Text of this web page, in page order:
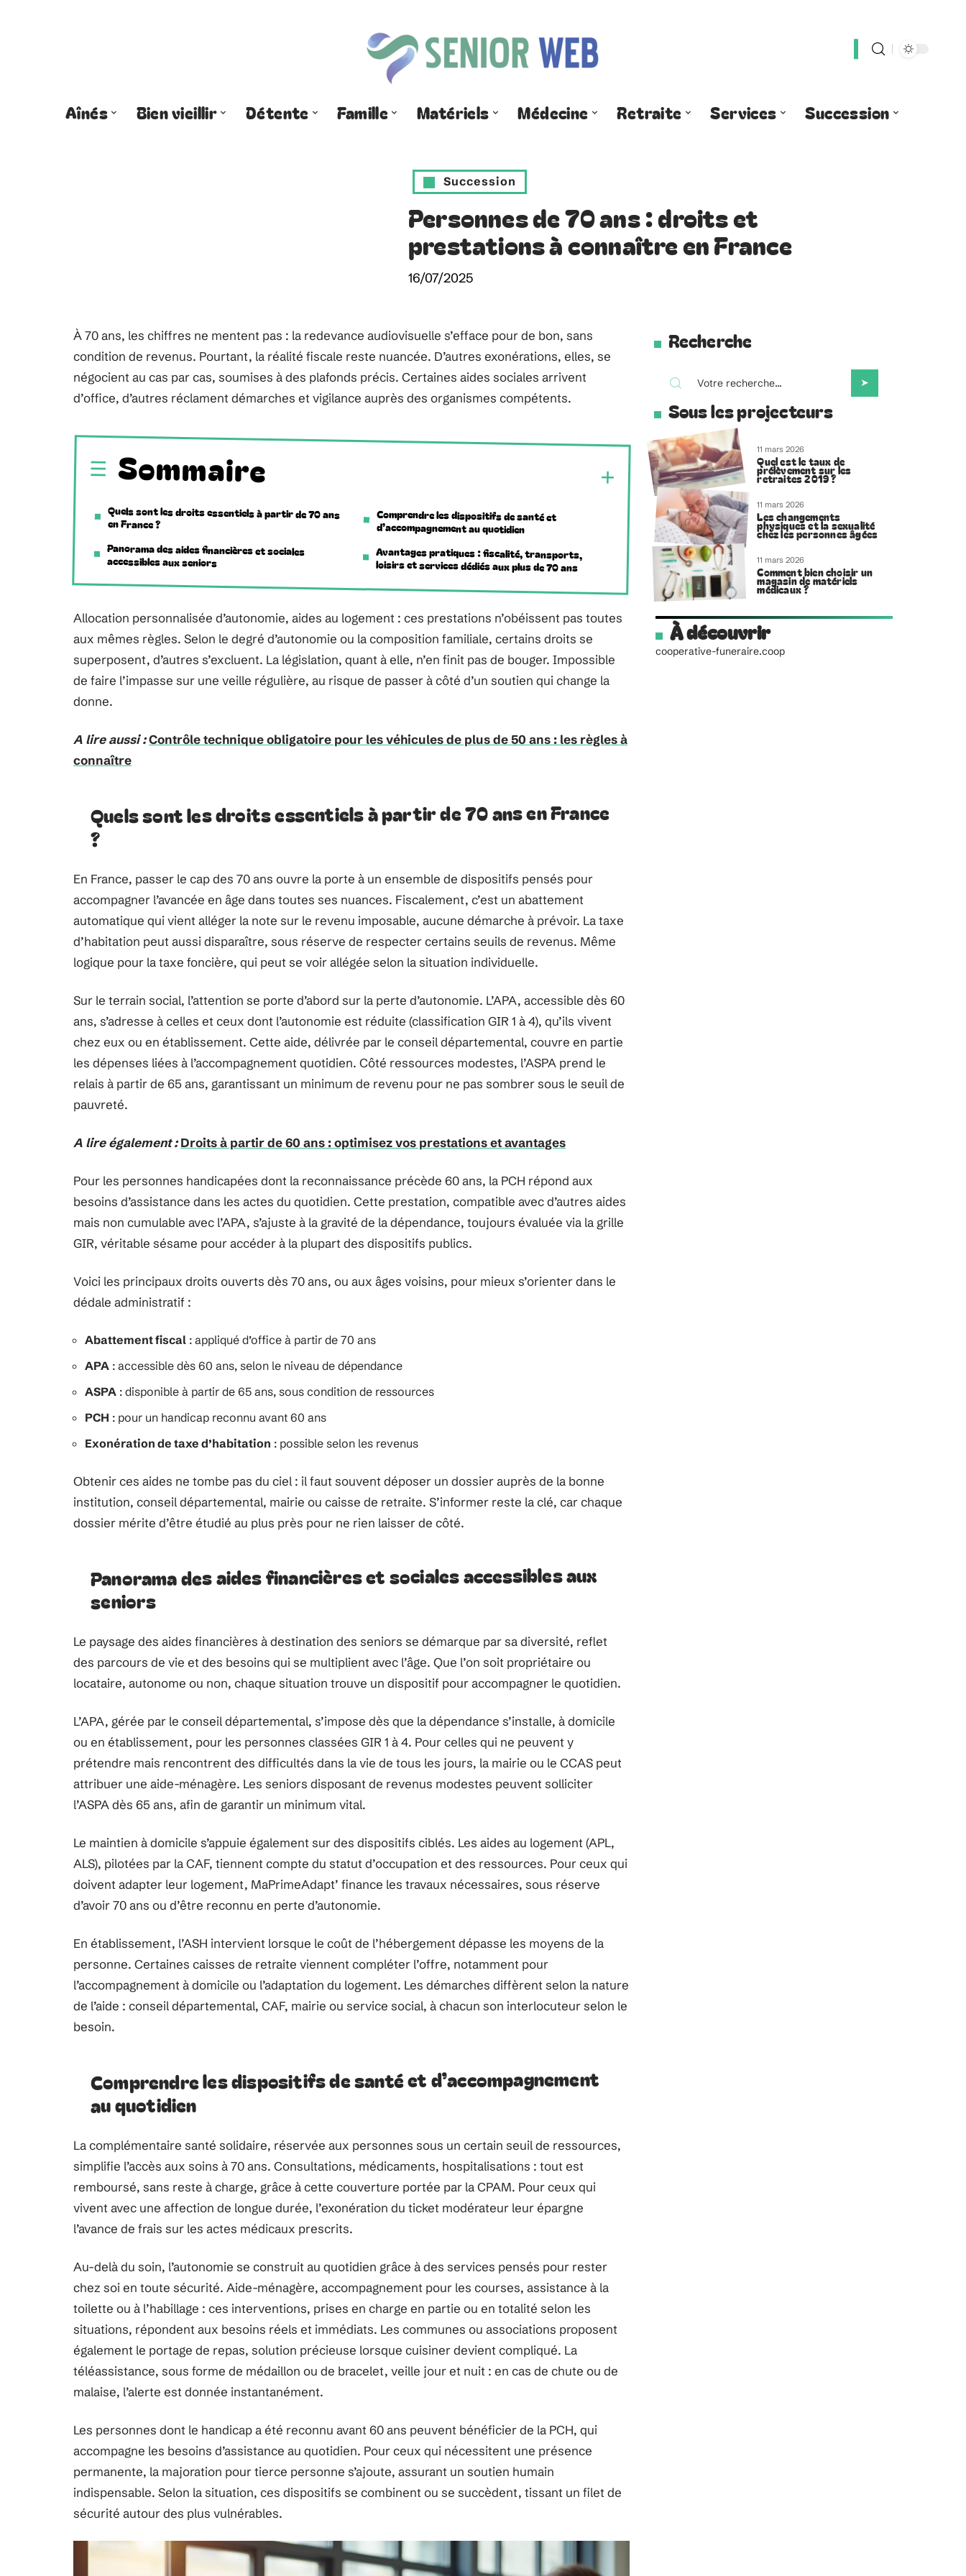
Aînés Bien vieillir Détente Famille Matériels Médecine Retraite Services Succession
Succession
Personnes de 70 ans : droits et
prestations à connaître en France
16/07/2025
À 70 ans, les chiffres ne mentent pas : la redevance audiovisuelle s’efface pour de bon, sans
condition de revenus. Pourtant, la réalité fiscale reste nuancée. D’autres exonérations, elles, se
négocient au cas par cas, soumises à des plafonds précis. Certaines aides sociales arrivent
d’office, d’autres réclament démarches et vigilance auprès des organismes compétents.
Sommaire
Quels sont les droits essentiels à partir de 70 ans
en France ?
Panorama des aides financières et sociales
accessibles aux seniors
Comprendre les dispositifs de santé et
d’accompagnement au quotidien
Avantages pratiques : fiscalité, transports,
loisirs et services dédiés aux plus de 70 ans
Allocation personnalisée d’autonomie, aides au logement : ces prestations n’obéissent pas toutes
aux mêmes règles. Selon le degré d’autonomie ou la composition familiale, certains droits se
superposent, d’autres s’excluent. La législation, quant à elle, n’en finit pas de bouger. Impossible
de faire l’impasse sur une veille régulière, au risque de passer à côté d’un soutien qui change la
donne.
A lire aussi :Contrôle technique obligatoire pour les véhicules de plus de 50 ans : les règles à
connaître
Quels sont les droits essentiels à partir de 70 ans en France
?
En France, passer le cap des 70 ans ouvre la porte à un ensemble de dispositifs pensés pour
accompagner l’avancée en âge dans toutes ses nuances. Fiscalement, c’est un abattement
automatique qui vient alléger la note sur le revenu imposable, aucune démarche à prévoir. La taxe
d’habitation peut aussi disparaître, sous réserve de respecter certains seuils de revenus. Même
logique pour la taxe foncière, qui peut se voir allégée selon la situation individuelle.
Sur le terrain social, l’attention se porte d’abord sur la perte d’autonomie. L’APA, accessible dès 60
ans, s’adresse à celles et ceux dont l’autonomie est réduite (classification GIR 1 à 4), qu’ils vivent
chez eux ou en établissement. Cette aide, délivrée par le conseil départemental, couvre en partie
les dépenses liées à l’accompagnement quotidien. Côté ressources modestes, l’ASPA prend le
relais à partir de 65 ans, garantissant un minimum de revenu pour ne pas sombrer sous le seuil de
pauvreté.
A lire également : Droits à partir de 60 ans : optimisez vos prestations et avantages
Pour les personnes handicapées dont la reconnaissance précède 60 ans, la PCH répond aux
besoins d’assistance dans les actes du quotidien. Cette prestation, compatible avec d’autres aides
mais non cumulable avec l’APA, s’ajuste à la gravité de la dépendance, toujours évaluée via la grille
GIR, véritable sésame pour accéder à la plupart des dispositifs publics.
Voici les principaux droits ouverts dès 70 ans, ou aux âges voisins, pour mieux s’orienter dans le
dédale administratif :
Abattement fiscal : appliqué d’office à partir de 70 ans
APA : accessible dès 60 ans, selon le niveau de dépendance
ASPA : disponible à partir de 65 ans, sous condition de ressources
PCH : pour un handicap reconnu avant 60 ans
Exonération de taxe d’habitation : possible selon les revenus
Obtenir ces aides ne tombe pas du ciel : il faut souvent déposer un dossier auprès de la bonne
institution, conseil départemental, mairie ou caisse de retraite. S’informer reste la clé, car chaque
dossier mérite d’être étudié au plus près pour ne rien laisser de côté.
Panorama des aides financières et sociales accessibles aux
seniors
Le paysage des aides financières à destination des seniors se démarque par sa diversité, reflet
des parcours de vie et des besoins qui se multiplient avec l’âge. Que l’on soit propriétaire ou
locataire, autonome ou non, chaque situation trouve un dispositif pour accompagner le quotidien.
L’APA, gérée par le conseil départemental, s’impose dès que la dépendance s’installe, à domicile
ou en établissement, pour les personnes classées GIR 1 à 4. Pour celles qui ne peuvent y
prétendre mais rencontrent des difficultés dans la vie de tous les jours, la mairie ou le CCAS peut
attribuer une aide-ménagère. Les seniors disposant de revenus modestes peuvent solliciter
l’ASPA dès 65 ans, afin de garantir un minimum vital.
Le maintien à domicile s’appuie également sur des dispositifs ciblés. Les aides au logement (APL,
ALS), pilotées par la CAF, tiennent compte du statut d’occupation et des ressources. Pour ceux qui
doivent adapter leur logement, MaPrimeAdapt’ finance les travaux nécessaires, sous réserve
d’avoir 70 ans ou d’être reconnu en perte d’autonomie.
En établissement, l’ASH intervient lorsque le coût de l’hébergement dépasse les moyens de la
personne. Certaines caisses de retraite viennent compléter l’offre, notamment pour
l’accompagnement à domicile ou l’adaptation du logement. Les démarches diffèrent selon la nature
de l’aide : conseil départemental, CAF, mairie ou service social, à chacun son interlocuteur selon le
besoin.
Comprendre les dispositifs de santé et d’accompagnement
au quotidien
La complémentaire santé solidaire, réservée aux personnes sous un certain seuil de ressources,
simplifie l’accès aux soins à 70 ans. Consultations, médicaments, hospitalisations : tout est
remboursé, sans reste à charge, grâce à cette couverture portée par la CPAM. Pour ceux qui
vivent avec une affection de longue durée, l’exonération du ticket modérateur leur épargne
l’avance de frais sur les actes médicaux prescrits.
Au-delà du soin, l’autonomie se construit au quotidien grâce à des services pensés pour rester
chez soi en toute sécurité. Aide-ménagère, accompagnement pour les courses, assistance à la
toilette ou à l’habillage : ces interventions, prises en charge en partie ou en totalité selon les
situations, répondent aux besoins réels et immédiats. Les communes ou associations proposent
également le portage de repas, solution précieuse lorsque cuisiner devient compliqué. La
téléassistance, sous forme de médaillon ou de bracelet, veille jour et nuit : en cas de chute ou de
malaise, l’alerte est donnée instantanément.
Les personnes dont le handicap a été reconnu avant 60 ans peuvent bénéficier de la PCH, qui
accompagne les besoins d’assistance au quotidien. Pour ceux qui nécessitent une présence
permanente, la majoration pour tierce personne s’ajoute, assurant un soutien humain
indispensable. Selon la situation, ces dispositifs se combinent ou se succèdent, tissant un filet de
sécurité autour des plus vulnérables.
Recherche
Sous les projecteurs
11 mars 2026
Quel est le taux de
prélèvement sur les
retraites 2019 ?
11 mars 2026
Les changements
physiques et la sexualité
chez les personnes âgées
11 mars 2026
Comment bien choisir un
magasin de matériels
médicaux ?
À découvrir
cooperative-funeraire.coop